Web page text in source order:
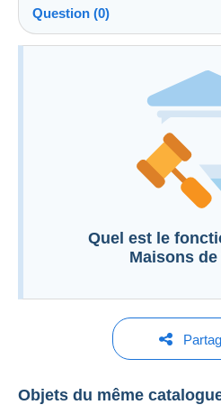
Informations
Soler y
Question (0)
Pour poser une question,
Ouvrir une session
Quel est le
Maisons
Objets du même